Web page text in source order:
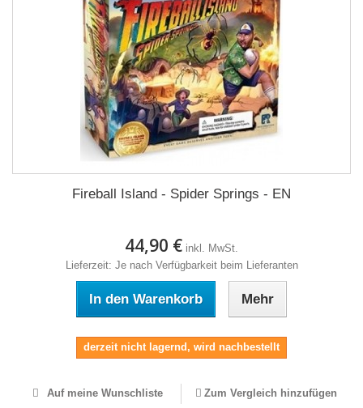
Fireball Island - Spider Springs - EN
44,90 € inkl. MwSt.
Lieferzeit: Je nach Verfügbarkeit beim Lieferanten
In den Warenkorb Mehr
derzeit nicht lagernd, wird nachbestellt
Auf meine Wunschliste Zum Vergleich hinzufügen